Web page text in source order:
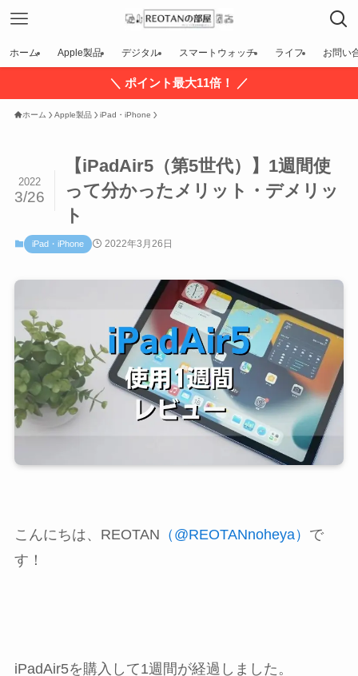
ホーム Apple製品 デジタル スマートウォッチ ライフ お問い
＼ ポイント最大11倍！ ／
ホーム Apple製品 iPad・iPhone
【iPadAir5（第5世代）】1週間使
って分かったメリット・デメリッ
ト
2022
3/26
iPad・iPhone 2022年3月26日
こんにちは、REOTAN （@REOTANnoheya） で
す！
iPadAir5を購入して1週間が経過しました。